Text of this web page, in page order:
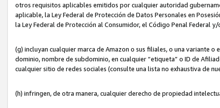
otros requisitos aplicables emitidos por cualquier autoridad
aplicable, la Ley Federal de Protección de Datos Personales en
la Ley Federal de Protección al Consumidor, el Código Penal Federal
(g) incluyan cualquier marca de Amazon o sus filiales, o una variante
dominio, nombre de subdominio, en cualquier “etiqueta” o ID de
cualquier sitio de redes sociales (consulte una lista no exhaustiva de
(h) infringen, de otra manera, cualquier derecho de propiedad